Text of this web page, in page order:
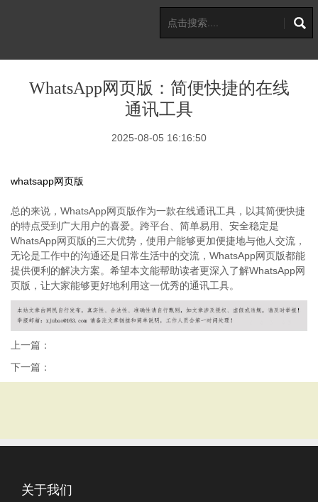
WhatsApp网页版：简便快捷的在线
通讯工具
2025-08-05 16:16:50
whatsapp网页版
总的来说，WhatsApp网页版作为一款在线通讯工具，以其简便快捷
的特点受到广大用户的喜爱。跨平台、简单易用、安全稳定是
WhatsApp网页版的三大优势，使用户能够更加便捷地与他人交流，
无论是工作中的沟通还是日常生活中的交流，WhatsApp网页版都能
提供便利的解决方案。希望本文能帮助读者更深入了解WhatsApp网
页版，让大家能够更好地利用这一优秀的通讯工具。
上一篇：
下一篇：
关于我们